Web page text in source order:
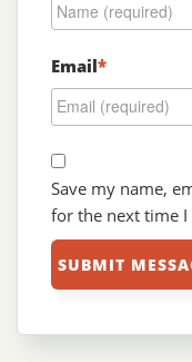
Email*
Save my name,
for the next time